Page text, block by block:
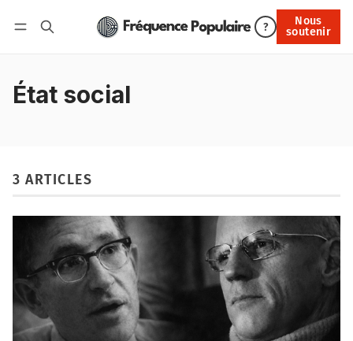
?
Nous
soutenir
Nous soutenir
État social
3 ARTICLES